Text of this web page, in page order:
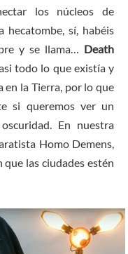
los núcleos de
hecatombe, sí, habéis
y se llama… Death
todo lo que existía y
en la Tierra, por lo que
si queremos ver un
En nuestra
Homo Demens,
que las ciudades estén